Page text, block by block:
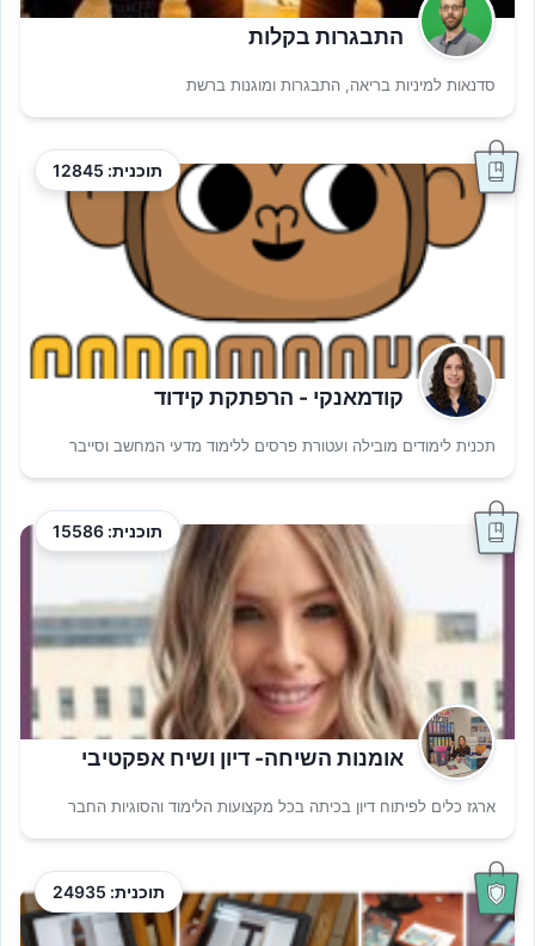
התבגרות בקלות
סדנאות למיניות בריאה, התבגרות ומוגנות ברשת
תוכנית: 12845
קודמאנקי - הרפתקת קידוד
תכנית לימודים מובילה ועטורת פרסים ללימוד מדעי המחשב וסייבר
תוכנית: 15586
אומנות השיחה- דיון ושיח אפקטיבי
ארגז כלים לפיתוח דיון בכיתה בכל מקצועות הלימוד והסוגיות החבר
תוכנית: 24935